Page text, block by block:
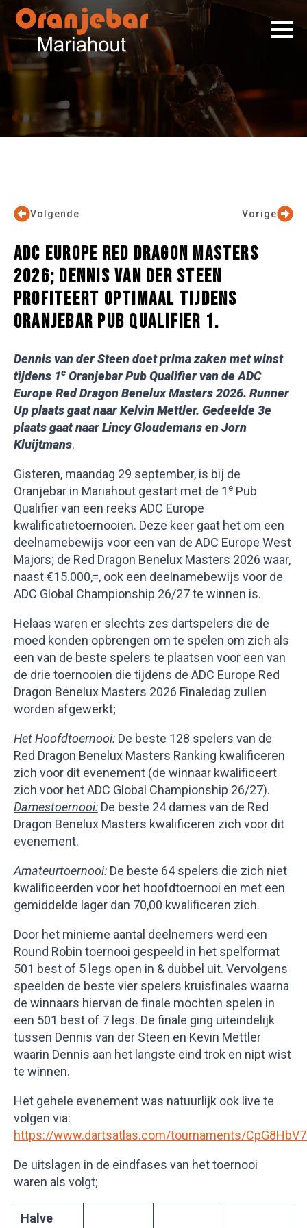
Vorige
Volgende
ADC EUROPE RED DRAGON MASTERS
2026; DENNIS VAN DER STEEN
PROFITEERT OPTIMAAL TIJDENS
ORANJEBAR PUB QUALIFIER 1.
Dennis van der Steen doet prima zaken met winst
tijdens 1e Oranjebar Pub Qualifier van de ADC
Europe Red Dragon Benelux Masters 2026. Runner
Up plaats gaat naar Kelvin Mettler. Gedeelde 3e
plaats gaat naar Lincy Gloudemans en Jorn
Kluijtmans.
Gisteren, maandag 29 september, is bij de
Oranjebar in Mariahout gestart met de 1e Pub
Qualifier van een reeks ADC Europe
kwalificatietoernooien. Deze keer gaat het om een
deelnamebewijs voor een van de ADC Europe West
Majors; de Red Dragon Benelux Masters 2026 waar,
naast €15.000,=, ook een deelnamebewijs voor de
ADC Global Championship 26/27 te winnen is.
Helaas waren er slechts zes dartspelers die de
moed konden opbrengen om te spelen om zich als
een van de beste spelers te plaatsen voor een van
de drie toernooien die tijdens de ADC Europe Red
Dragon Benelux Masters 2026 Finaledag zullen
worden afgewerkt;
Het Hoofdtoernooi: De beste 128 spelers van de
Red Dragon Benelux Masters Ranking kwalificeren
zich voor dit evenement (de winnaar kwalificeert
zich voor het ADC Global Championship 26/27).
Damestoernooi: De beste 24 dames van de Red
Dragon Benelux Masters kwalificeren zich voor dit
evenement.
Amateurtoernooi: De beste 64 spelers die zich niet
kwalificeerden voor het hoofdtoernooi en met een
gemiddelde lager dan 70,00 kwalificeren zich.
Door het minieme aantal deelnemers werd een
Round Robin toernooi gespeeld in het spelformat
501 best of 5 legs open in & dubbel uit. Vervolgens
speelden de beste vier spelers kruisfinales waarna
de winnaars hiervan de finale mochten spelen in
een 501 best of 7 legs. De finale ging uiteindelijk
tussen Dennis van der Steen en Kevin Mettler
waarin Dennis aan het langste eind trok en nipt wist
te winnen.
Het gehele evenement was natuurlijk ook live te
volgen via:
https://www.dartsatlas.com/tournaments/
De uitslagen in de eindfases van het toernooi
waren als volgt;
Halve